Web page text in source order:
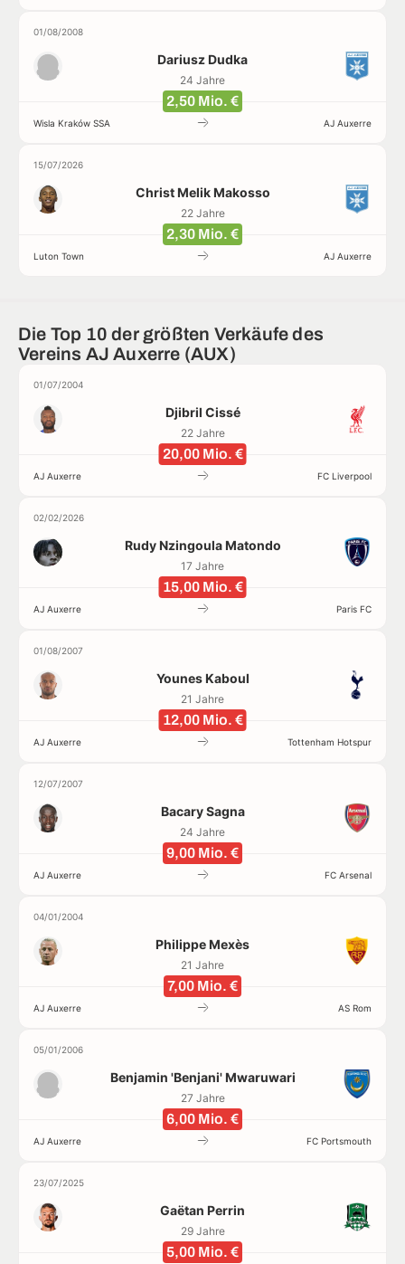
01/08/2008
Dariusz Dudka
24 Jahre
2,50 Mio. €
Wisla Kraków SSA AJ Auxerre
15/07/2026
Christ Melik Makosso
22 Jahre
2,30 Mio. €
Luton Town AJ Auxerre
Die Top 10 der größten Verkäufe des
Vereins AJ Auxerre (AUX)
01/07/2004
Djibril Cissé
22 Jahre
20,00 Mio. €
AJ Auxerre FC Liverpool
02/02/2026
Rudy Nzingoula Matondo
17 Jahre
15,00 Mio. €
AJ Auxerre Paris FC
01/08/2007
Younes Kaboul
21 Jahre
12,00 Mio. €
AJ Auxerre Tottenham Hotspur
12/07/2007
Bacary Sagna
24 Jahre
9,00 Mio. €
AJ Auxerre FC Arsenal
04/01/2004
Philippe Mexès
21 Jahre
7,00 Mio. €
AJ Auxerre AS Rom
05/01/2006
Benjamin 'Benjani' Mwaruwari
27 Jahre
6,00 Mio. €
AJ Auxerre FC Portsmouth
23/07/2025
Gaëtan Perrin
29 Jahre
5,00 Mio. €